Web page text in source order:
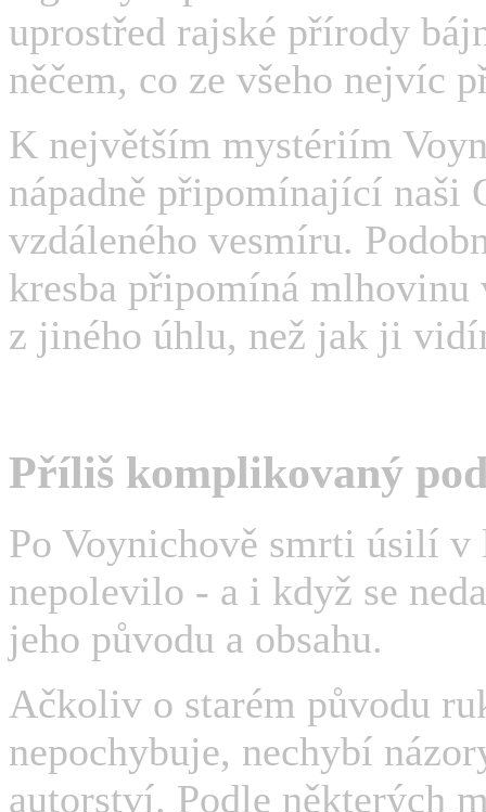
uprostřed rajské přírody
něčem, co ze všeho nejvíc
K největším mystériím
nápadně připomínající naši
vzdáleného vesmíru.
kresba připomíná mlhovinu
z jiného úhlu, než jak ji
Příliš komplikovaný
Po Voynichově smrti úsilí v
nepolevilo - a i když se
jeho původu a obsahu.
Ačkoliv o starém původu
nepochybuje, nechybí
autorství. Podle některých